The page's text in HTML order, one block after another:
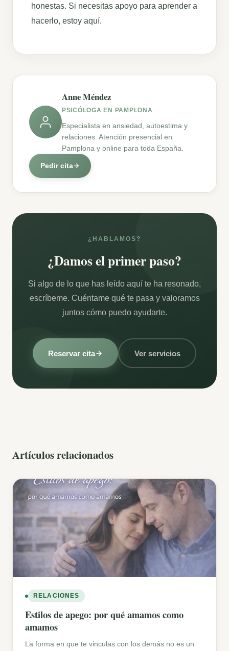
honestas. Si necesitas apoyo para aprender a
hacerlo, estoy aquí.
Anne Méndez
PSICÓLOGA EN PAMPLONA
Especialista en ansiedad, autoestima y
relaciones. Atención presencial en
Pamplona y online para toda España.
Pedir cita
¿HABLAMOS?
¿Damos el primer paso?
Si algo de lo que has leído aquí te ha resonado,
escríbeme. Cuéntame qué te pasa y valoramos
juntos cómo puedo ayudarte.
Reservar cita Ver servicios
Artículos relacionados
RELACIONES
Estilos de apego: por qué amamos como
amamos
La forma en que te vinculas con los demás no es un